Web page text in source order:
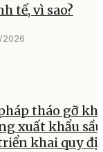
tế, vì sao?
2026
tháo gỡ
xuất khẩu sầu
khai quy